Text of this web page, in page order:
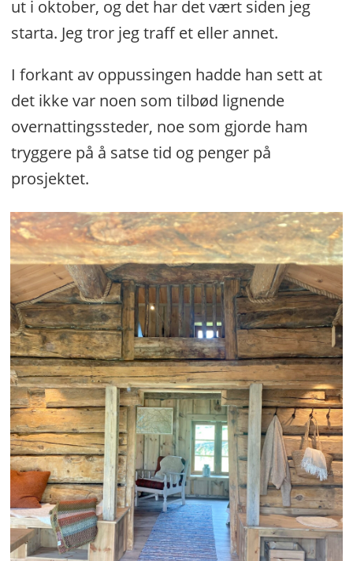
ut i oktober, og det har det vært siden jeg
starta. Jeg tror jeg traff et eller annet.
I forkant av oppussingen hadde han sett at
det ikke var noen som tilbød lignende
overnattingssteder, noe som gjorde ham
tryggere på å satse tid og penger på
prosjektet.